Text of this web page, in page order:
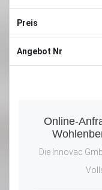
Preis
Angebot Nr
Online-
Die Innovac